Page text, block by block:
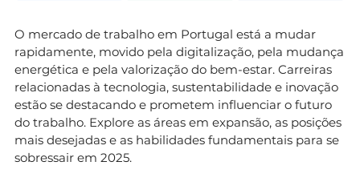
O mercado de trabalho em Portugal está a mudar
rapidamente, movido pela digitalização, pela mudança
energética e pela valorização do bem-estar. Carreiras
relacionadas à tecnologia, sustentabilidade e inovação
estão se destacando e prometem influenciar o futuro
do trabalho. Explore as áreas em expansão, as posições
mais desejadas e as habilidades fundamentais para se
sobressair em 2025.